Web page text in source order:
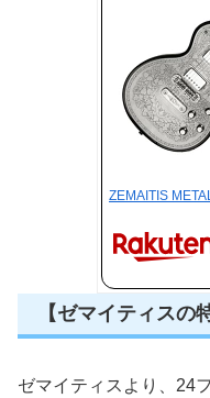
ZEMAITIS
【ゼマイティスの
ゼマイティスより、24